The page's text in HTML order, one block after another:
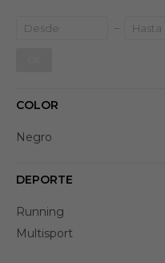
COLOR
Negro
DEPORTE
Running
Multisport